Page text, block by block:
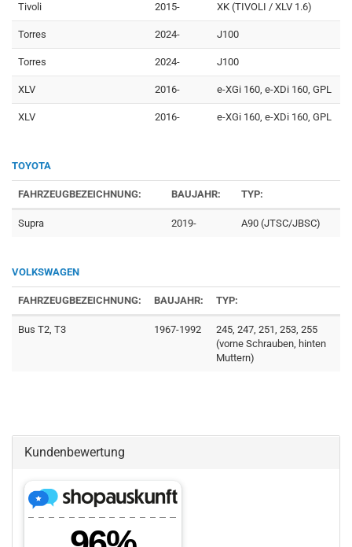
Tivoli 2015- XK (TIVOLI / XLV 1.6)
Torres 2024- J100
Torres 2024- J100
XLV 2016- e-XGi 160, e-XDi 160, GPL
XLV 2016- e-XGi 160, e-XDi 160, GPL
TOYOTA
FAHRZEUGBEZEICHNUNG: BAUJAHR: TYP:
Supra 2019- A90 (JTSC/JBSC)
VOLKSWAGEN
FAHRZEUGBEZEICHNUNG: BAUJAHR: TYP:
Bus T2, T3 1967-1992
245, 247, 251, 253, 255
(vorne Schrauben, hinten
Muttern)
Kundenbewertung